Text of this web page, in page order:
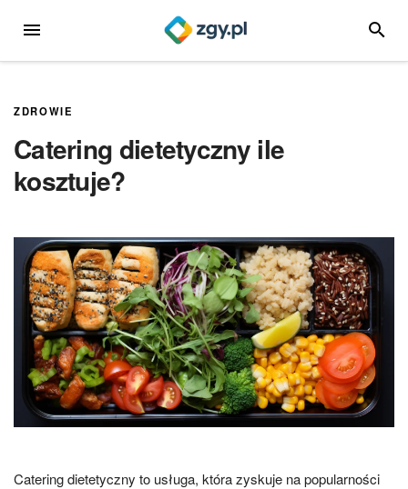
MENU
ZDROWIE
Catering dietetyczny ile
kosztuje?
Catering dietetyczny to usługa, która zyskuje na popularności